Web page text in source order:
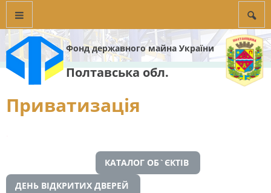
Фонд державного майна України
Полтавська обл.
Приватизація
КАТАЛОГ ОБ`ЄКТІВ
ДЕНЬ ВІДКРИТИХ ДВЕРЕЙ